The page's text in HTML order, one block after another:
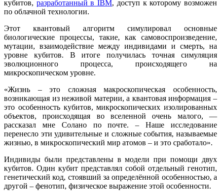
кубитов, разработанный в IBM, доступ к которому возможен
по облачной технологии.
Этот квантовый алгоритм симулировал основные
биологические процессы, такие, как самовоспроизведение,
мутации, взаимодействие между индивидами и смерть, на
уровне кубитов. В итоге получилась точная симуляция
эволюционного процесса, происходящего на
микроскопическом уровне.
«Жизнь – это сложная макроскопическая особенность,
возникающая из неживой материи, а квантовая информация –
это особенность кубитов, микроскопических изолированных
объектов, происходящая во вселенной очень малого, —
рассказал мне Солано по почте. – Наше исследование
перенесло эти удивительные и сложные события, называемые
жизнью, в микроскопический мир атомов – и это сработало».
Индивиды были представлены в модели при помощи двух
кубитов. Один кубит представлял собой отдельный генотип,
генетический код, стоявший за определённой особенностью, а
другой – фенотип, физическое выражение этой особенности.